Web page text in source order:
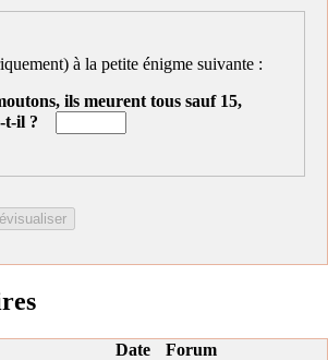
à la petite énigme suivante :
ils meurent tous sauf 15,
t-il ?
Date
Forum